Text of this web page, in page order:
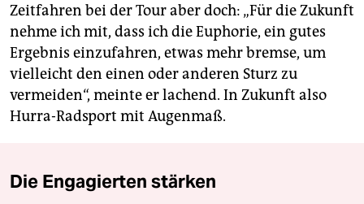
Zeitfahren bei der Tour aber doch: „Für die Zukunft
nehme ich mit, dass ich die Euphorie, ein gutes
Ergebnis einzufahren, etwas mehr bremse, um
vielleicht den einen oder anderen Sturz zu
vermeiden“, meinte er lachend. In Zukunft also
Hurra-Radsport mit Augenmaß.
Die Engagierten stärken